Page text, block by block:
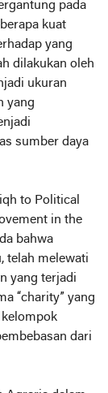
pada
kuat
yang
dilakukan oleh
ukuran
yang
sumber daya
to Political
in the
bahwa
telah melewati
yang terjadi
“charity” yang
dari